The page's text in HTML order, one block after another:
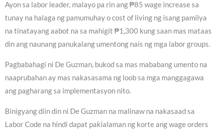
Ayon sa labor leader, malayo pa rin ang ₱85 wage increase sa
tunay na halaga ng pamumuhay o cost of living ng isang pamilya
na tinatayang aabot na sa mahigit ₱1,300 kung saan mas mataas
din ang naunang panukalang umentong nais ng mga labor groups.
Pagbabahagi ni De Guzman, bukod sa mas mababang umento na
naaprubahan ay mas nakasasama ng loob sa mga manggagawa
ang pagharang sa implementasyon nito.
Binigyang diin din ni De Guzman na malinaw na nakasaad sa
Labor Code na hindi dapat pakialaman ng korte ang wage orders